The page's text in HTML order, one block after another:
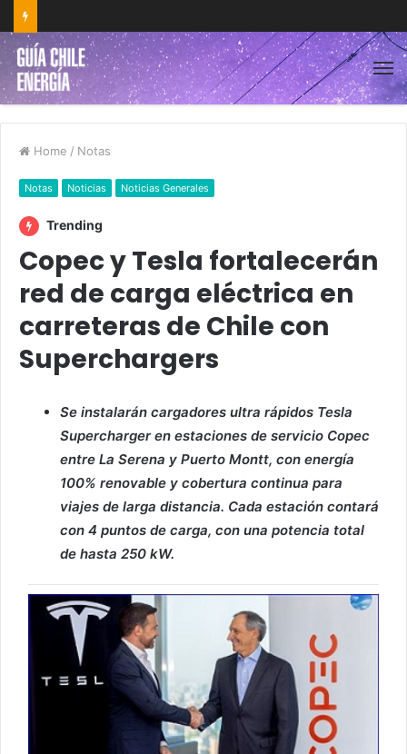
Home / Notas
Notas Noticias Noticias Generales
Trending
Copec y Tesla fortalecerán
red de carga eléctrica en
carreteras de Chile con
Superchargers
Se instalarán cargadores ultra rápidos Tesla
Supercharger en estaciones de servicio Copec
entre La Serena y Puerto Montt, con energía
100% renovable y cobertura continua para
viajes de larga distancia. Cada estación contará
con 4 puntos de carga, con una potencia total
de hasta 250 kW.